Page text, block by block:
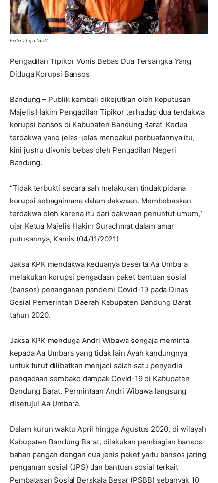
Foto : Liputan6
Pengadilan Tipikor Vonis Bebas Dua Tersangka Yang
Diduga Korupsi Bansos
Bandung – Publik kembali dikejutkan oleh keputusan
Majelis Hakim Pengadilan Tipikor terhadap dua terdakwa
korupsi bansos di Kabupaten Bandung Barat. Kedua
terdakwa yang jelas-jelas mengakui perbuatannya itu,
kini justru divonis bebas oleh Pengadilan Negeri
Bandung.
“Tidak terbukti secara sah melakukan tindak pidana
korupsi sebagaimana dalam dakwaan. Membebaskan
terdakwa oleh karena itu dari dakwaan penuntut umum,”
ujar Ketua Majelis Hakim Surachmat dalam amar
putusannya, Kamis (04/11/2021).
Jaksa KPK mendakwa keduanya beserta Aa Umbara
melakukan korupsi pengadaan paket bantuan sosial
(bansos) penanganan pandemi Covid-19 pada Dinas
Sosial Pemerintah Daerah Kabupaten Bandung Barat
tahun 2020.
Jaksa KPK menduga Andri Wibawa sengaja meminta
kepada Aa Umbara yang tidak lain Ayah kandungnya
untuk turut dilibatkan menjadi salah satu penyedia
pengadaan sembako dampak Covid-19 di Kabupaten
Bandung Barat. Permintaan Andri Wibawa langsung
disetujui Aa Umbara.
Dalam kurun waktu April hingga Agustus 2020, di wilayah
Kabupaten Bandung Barat, dilakukan pembagian bansos
bahan pangan dengan dua jenis paket yaitu bansos jaring
pengaman sosial (JPS) dan bantuan sosial terkait
Pembatasan Sosial Berskala Besar (PSBB) sebanyak 10